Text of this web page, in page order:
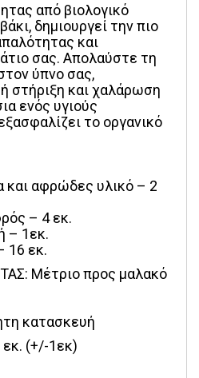
από βιολογικό
δημιουργεί την πιο
και
σας. Απολαύστε τη
ύπνο σας,
στήριξη και χαλάρωση
ενός υγιούς
το οργανικό
και αφρώδες υλικό – 2
– 4 εκ.
– 1εκ.
16 εκ.
Μέτριο προς μαλακό
κατασκευή
(+/-1εκ)